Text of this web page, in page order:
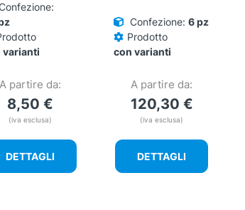
varianti
A partire da:
8,50€
(iva esclusa)
DETTAGLI
Confezione: 6 pz
Prodotto
con varianti
A partire da:
120,30 €
(iva esclusa)
DETTAGLI